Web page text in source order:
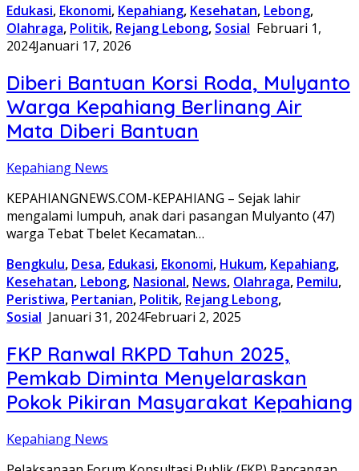
Edukasi, Ekonomi, Kepahiang, Kesehatan, Lebong,
Olahraga, Politik, Rejang Lebong, Sosial Februari 1,
2024Januari 17, 2026
Diberi Bantuan Korsi Roda, Mulyanto
Warga Kepahiang Berlinang Air
Mata Diberi Bantuan
Kepahiang News
KEPAHIANGNEWS.COM-KEPAHIANG – Sejak lahir
mengalami lumpuh, anak dari pasangan Mulyanto (47)
warga Tebat Tbelet Kecamatan…
Bengkulu, Desa, Edukasi, Ekonomi, Hukum, Kepahiang,
Kesehatan, Lebong, Nasional, News, Olahraga, Pemilu,
Peristiwa, Pertanian, Politik, Rejang Lebong,
Sosial Januari 31, 2024Februari 2, 2025
FKP Ranwal RKPD Tahun 2025,
Pemkab Diminta Menyelaraskan
Pokok Pikiran Masyarakat Kepahiang
Kepahiang News